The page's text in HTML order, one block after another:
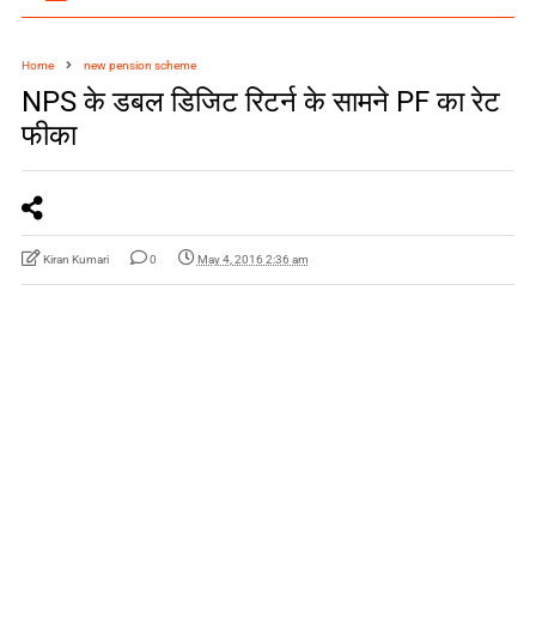
Home new pension scheme
NPS के डबल डिजिट रिटर्न के सामने PF का रेट
फीका
Kiran Kumari 0 May 4, 2016 2:36 am